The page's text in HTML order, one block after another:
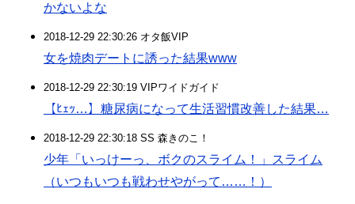
かないよな
2018-12-29 22:30:26 オタ飯VIP
女を焼肉デートに誘った結果www
2018-12-29 22:30:19 VIPワイドガイド
【ﾋｪｯ…】糖尿病になって生活習慣改善した結果…
2018-12-29 22:30:18 SS 森きのこ！
少年「いっけーっ、ボクのスライム！」スライム
（いつもいつも戦わせやがって……！）